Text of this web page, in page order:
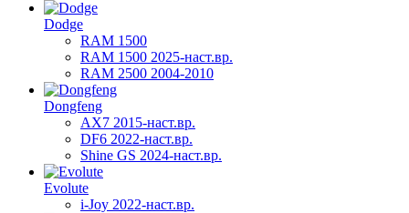
Dodge
RAM 1500
RAM 1500 2025-наст.вр.
RAM 2500 2004-2010
Dongfeng
AX7 2015-наст.вр.
DF6 2022-наст.вр.
Shine GS 2024-наст.вр.
Evolute
i-Joy 2022-наст.вр.